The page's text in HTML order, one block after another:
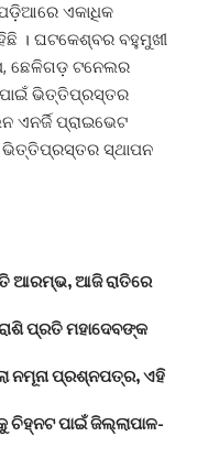
ପଡ଼ିଆରେ ଏକାଧିକ
। ଘଟକେଶ୍ବର ବହୁମୁଖୀ
ଛେଳିଗଡ଼ ଟନେଲର
ପାଇଁ ଭିତ୍ତିପ୍ରସ୍ତର
ଏନର୍ଜି ପ୍ରାଇଭେଟ
ସ୍ଥାପନ
ଆରମ୍ଭ, ଆଜି ରାତିରେ
ପ୍ରତି ମହାଦେବଙ୍କ
ନମୂନା ପ୍ରଶ୍ନପତ୍ର, ଏହି
ପାଇଁ ଜିଲ୍ଲାପାଳ-